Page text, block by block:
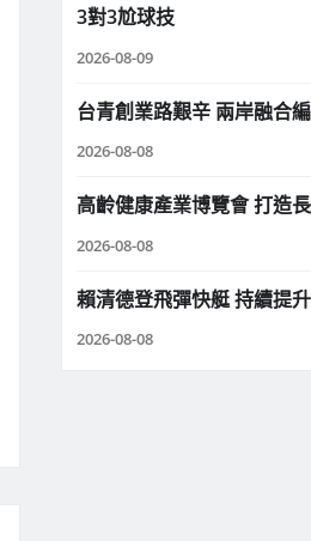
3對3尬球技
2026-08-09
台青創業路艱辛 兩岸融合
2026-08-08
高齡健康產業博覽會 打造
2026-08-08
賴清德登飛彈快艇 持續提
2026-08-08